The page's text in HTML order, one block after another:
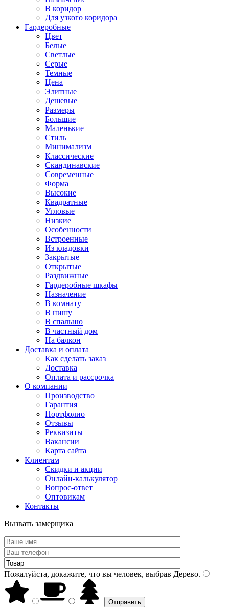
В коридор
Для узкого коридора
Гардеробные
Цвет
Белые
Светлые
Серые
Темные
Цена
Элитные
Дешевые
Размеры
Большие
Маленькие
Стиль
Минимализм
Классические
Скандинавские
Современные
Форма
Высокие
Квадратные
Угловые
Низкие
Особенности
Встроенные
Из кладовки
Закрытые
Открытые
Раздвижные
Гардеробные шкафы
Назначение
В комнату
В нишу
В спальню
В частный дом
На балкон
Доставка и оплата
Как сделать заказ
Доставка
Оплата и рассрочка
О компании
Производство
Гарантия
Портфолио
Отзывы
Реквизиты
Вакансии
Карта сайта
Клиентам
Скидки и акции
Онлайн-калькулятор
Вопрос-ответ
Оптовикам
Контакты
Вызвать замерщика
Пожалуйста, докажите, что вы человек, выбрав Дерево.